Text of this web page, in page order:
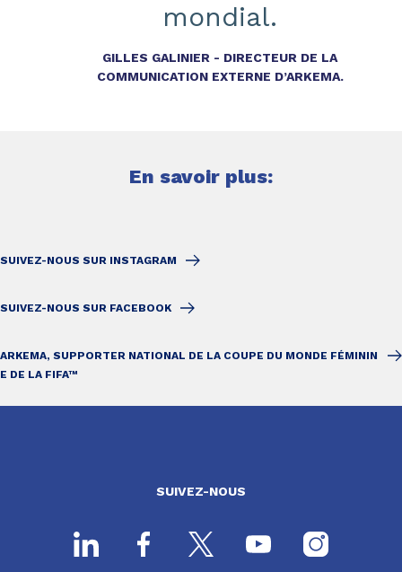
mondial.
GILLES GALINIER - DIRECTEUR DE LA
COMMUNICATION EXTERNE D’ARKEMA.
En savoir plus:
SUIVEZ-NOUS SUR INSTAGRAM
SUIVEZ-NOUS SUR FACEBOOK
ARKEMA, SUPPORTER NATIONAL DE LA COUPE DU MONDE FÉMININ
E DE LA FIFA™
SUIVEZ-NOUS